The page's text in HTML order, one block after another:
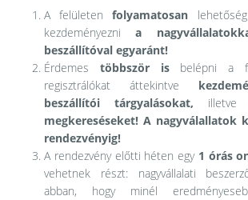
A felületen folyamatosan
kezdeményeznia
beszállítóval egyaránt!
Érdemes többször isbelépni a
regisztrálókat áttekintve
beszállítói tárgyalásokat, illetve
megkereséseket! A nagyválallatok
rendezvényig!
A rendezvény előtti héten egy1 órás
vehetnek részt: nagyvállalati
abban, hogy minél